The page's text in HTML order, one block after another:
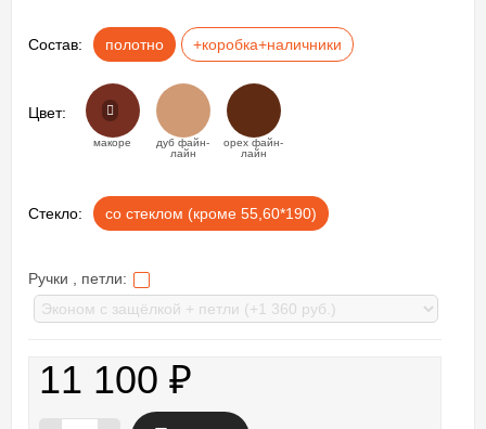
Состав: полотно +коробка+наличники
Цвет:
макоре
дуб файн-
лайн
орех файн-
лайн
Стекло: со стеклом (кроме 55,60*190)
Ручки , петли:
11 100 ₽